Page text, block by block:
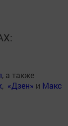
, а также
, «Дзен» и Макс